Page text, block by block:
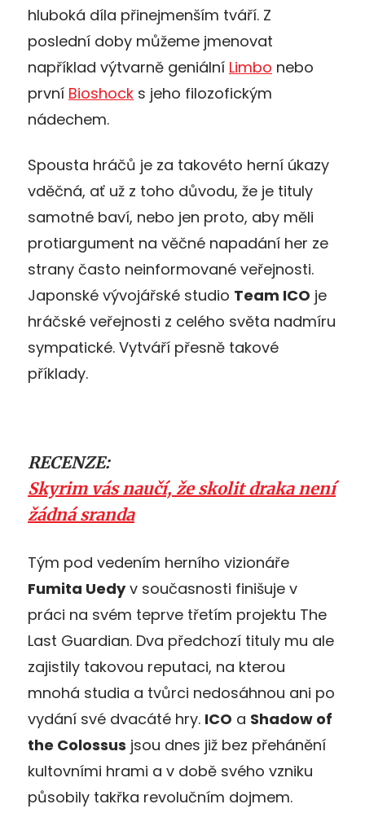
hluboká díla přinejmenším tváří. Z
poslední doby můžeme jmenovat
například výtvarně geniální Limbo nebo
první Bioshock s jeho filozofickým
nádechem.
Spousta hráčů je za takovéto herní úkazy
vděčná, ať už z toho důvodu, že je tituly
samotné baví, nebo jen proto, aby měli
protiargument na věčné napadání her ze
strany často neinformované veřejnosti.
Japonské vývojářské studio Team ICO je
hráčské veřejnosti z celého světa nadmíru
sympatické. Vytváří přesně takové
příklady.
RECENZE:
Skyrim vás naučí, že skolit draka není
žádná sranda
Tým pod vedením herního vizionáře
Fumita Uedyv současnosti finišuje v
práci na svém teprve třetím projektu The
Last Guardian. Dva předchozí tituly mu ale
zajistily takovou reputaci, na kterou
mnohá studia a tvůrci nedosáhnou ani po
vydání své dvacáté hry. ICO a Shadow of
the Colossus jsou dnes již bez přehánění
kultovními hrami a v době svého vzniku
působily takřka revolučním dojmem.